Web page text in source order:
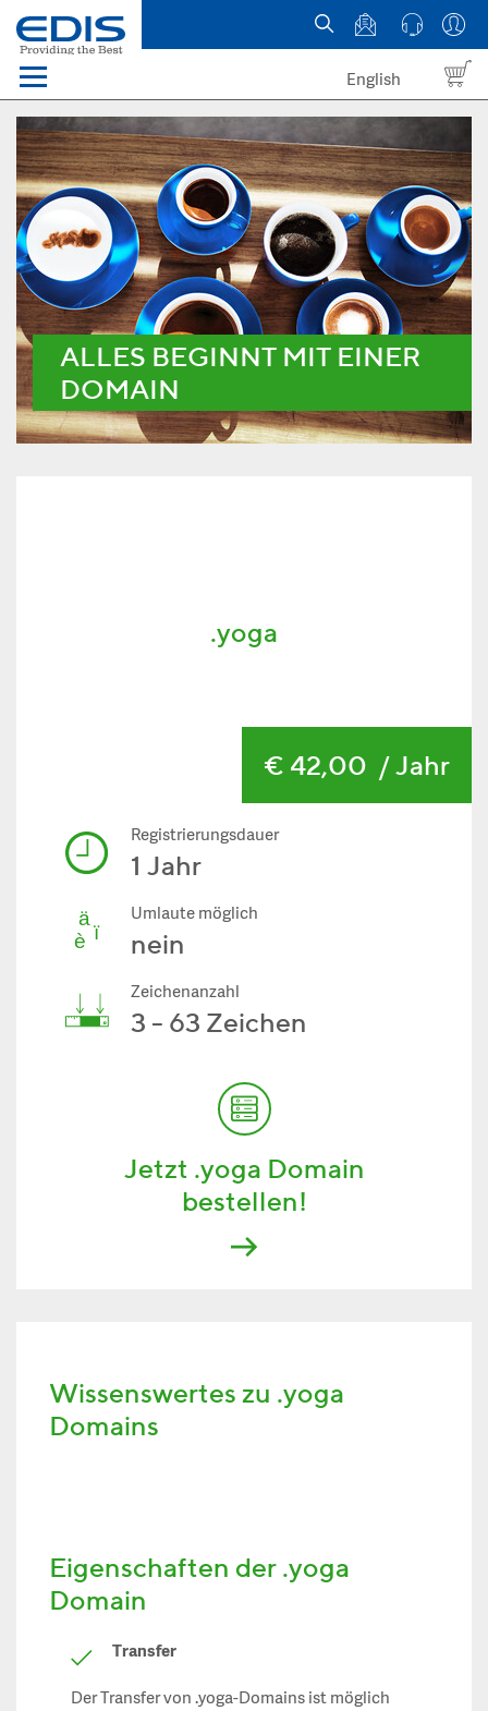
Menü
Domains
Webhosting Österreich
News
über EDIS
English
ALLES BEGINNT MIT EINER
DOMAIN
.yoga
€ 42,00 / Jahr
Registrierungsdauer
1 Jahr
Umlaute möglich
nein
Zeichenanzahl
3 - 63 Zeichen
Jetzt .yoga Domain
bestellen!
Wissenswertes zu .yoga
Domains
Eigenschaften der .yoga
Domain
Transfer
Der Transfer von .yoga-Domains ist möglich